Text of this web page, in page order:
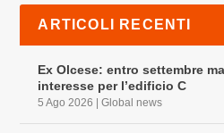
ARTICOLI RECENTI
Ex Olcese: entro settembre
interesse per l’edificio C
5 Ago 2026 |Global news